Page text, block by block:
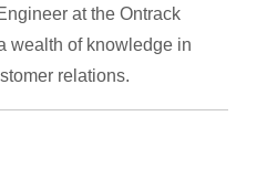
at the Ontrack
wealth of knowledge in
relations.